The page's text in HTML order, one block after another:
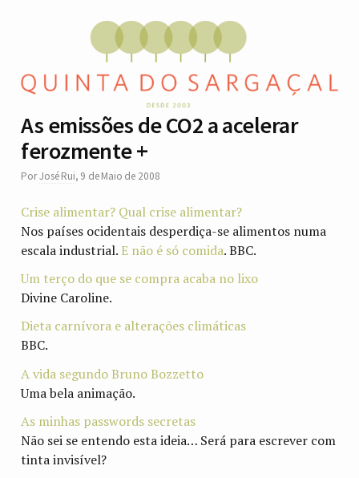
As emissões de CO2 a acelerar
ferozmente +
PorJosé Rui, 9 de Maio de 2008
Crise alimentar? Qual crise alimentar?
Nos países ocidentais desperdiça-se alimentos numa
escala industrial. E não é só comida. BBC.
Um terço do que se compra acaba no lixo
Divine Caroline.
Dieta carnívora e alterações climáticas
BBC.
A vida segundo Bruno Bozzetto
Uma bela animação.
As minhas passwords secretas
Não sei se entendo esta ideia… Será para escrever com
tinta invisível?